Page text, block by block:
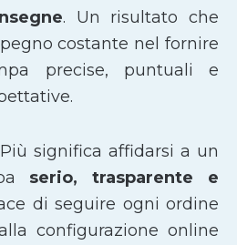
. Un risultato che
costante nel fornire
precise, puntuali e
significa affidarsi a un
serio, trasparente e
di seguire ogni ordine
configurazione online